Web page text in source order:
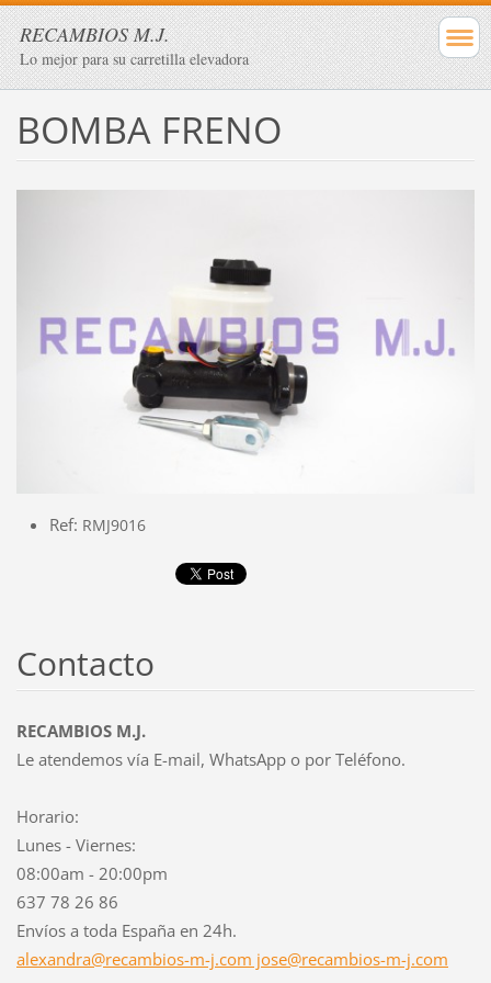
RECAMBIOS M.J.
Lo mejor para su carretilla elevadora
BOMBA FRENO
Ref: RMJ9016
Contacto
RECAMBIOS M.J.
Le atendemos vía E-mail, WhatsApp o por Teléfono.
Horario:
Lunes - Viernes:
08:00am - 20:00pm
637 78 26 86
Envíos a toda España en 24h.
alexandra@recambios-m-j.com jose@recambios-m-j.com